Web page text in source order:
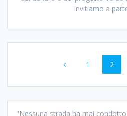
invitiamo a
Navigazione
Pagina
1 Pagina
2
"Nessuna strada ha mai